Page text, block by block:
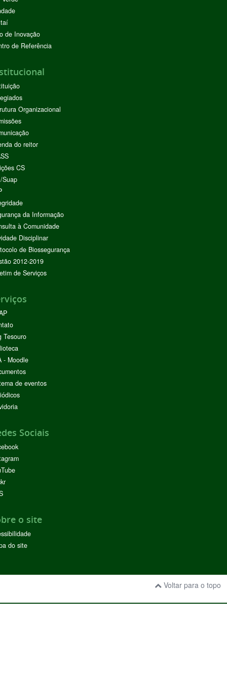
de Inovação
de Referência
Organizacional
do reitor
CS
Suap
da Informação
à Comunidade
Disciplinar
de Biossegurança
2012-2019
de Serviços
Tesouro
- Moodle
de eventos
Sociais
o site
do site
Voltar para o topo